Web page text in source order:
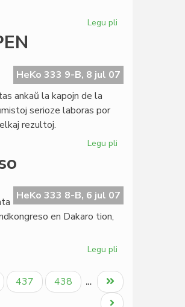
Legu pli
PEN-
sekretario
HeKo 333 9-B, 8 jul 07
ankaŭ la kapojn de la
serioze laboras por
rezultoj.
Legu pli
de
esperanto
HeKo 333 8-B, 6 jul 07
en Dakaro tion,
Legu pli
estona
kazo
en
Paĝo
437 Paĝo
438 …
Last
page
Next